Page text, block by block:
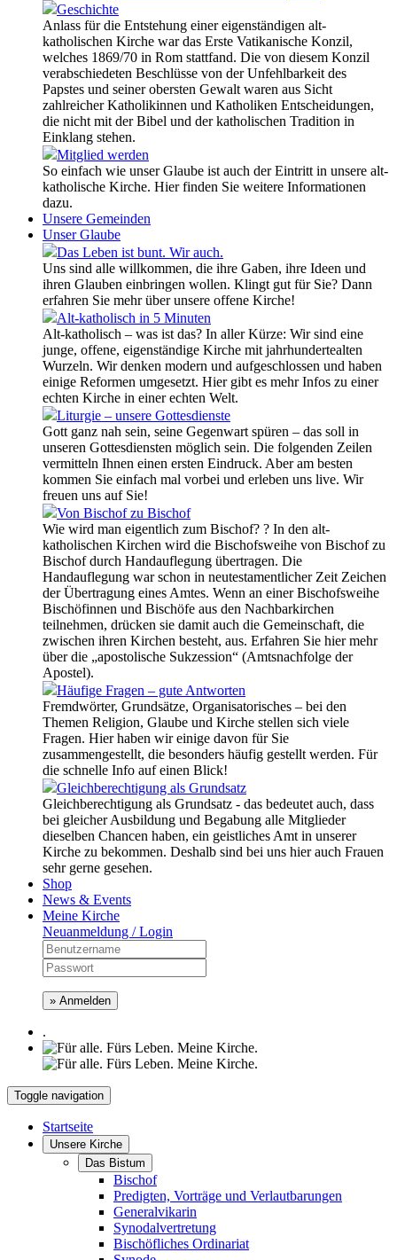
Geschichte
Anlass für die Entstehung einer eigenständigen alt-
katholischen Kirche war das Erste Vatikanische Konzil,
welches 1869/70 in Rom stattfand. Die von diesem Konzil
verabschiedeten Beschlüsse von der Unfehlbarkeit des
Papstes und seiner obersten Gewalt waren aus Sicht
zahlreicher Katholikinnen und Katholiken Entscheidungen,
die nicht mit der Bibel und der katholischen Tradition in
Einklang stehen.
Mitglied werden
So einfach wie unser Glaube ist auch der Eintritt in unsere alt-
katholische Kirche. Hier finden Sie weitere Informationen
dazu.
Unsere Gemeinden
Unser Glaube
Das Leben ist bunt. Wir auch.
Uns sind alle willkommen, die ihre Gaben, ihre Ideen und
ihren Glauben einbringen wollen. Klingt gut für Sie? Dann
erfahren Sie mehr über unsere offene Kirche!
Alt-katholisch in 5 Minuten
Alt-katholisch – was ist das? In aller Kürze: Wir sind eine
junge, offene, eigenständige Kirche mit jahrhundertealten
Wurzeln. Wir denken modern und aufgeschlossen und haben
einige Reformen umgesetzt. Hier gibt es mehr Infos zu einer
echten Kirche in einer echten Welt.
Liturgie – unsere Gottesdienste
Gott ganz nah sein, seine Gegenwart spüren – das soll in
unseren Gottesdiensten möglich sein. Die folgenden Zeilen
vermitteln Ihnen einen ersten Eindruck. Aber am besten
kommen Sie einfach mal vorbei und erleben uns live. Wir
freuen uns auf Sie!
Von Bischof zu Bischof
Wie wird man eigentlich zum Bischof? ? In den alt-
katholischen Kirchen wird die Bischofsweihe von Bischof zu
Bischof durch Handauflegung übertragen. Die
Handauflegung war schon in neutestamentlicher Zeit Zeichen
der Übertragung eines Amtes. Wenn an einer Bischofsweihe
Bischöfinnen und Bischöfe aus den Nachbarkirchen
teilnehmen, drücken sie damit auch die Gemeinschaft, die
zwischen ihren Kirchen besteht, aus. Erfahren Sie hier mehr
über die „apostolische Sukzession“ (Amtsnachfolge der
Apostel).
Häufige Fragen – gute Antworten
Fremdwörter, Grundsätze, Organisatorisches – bei den
Themen Religion, Glaube und Kirche stellen sich viele
Fragen. Hier haben wir einige davon für Sie
zusammengestellt, die besonders häufig gestellt werden. Für
die schnelle Info auf einen Blick!
Gleichberechtigung als Grundsatz
Gleichberechtigung als Grundsatz - das bedeutet auch, dass
bei gleicher Ausbildung und Begabung alle Mitglieder
dieselben Chancen haben, ein geistliches Amt in unserer
Kirche zu bekommen. Deshalb sind bei uns hier auch Frauen
sehr gerne gesehen.
Shop
News & Events
Meine Kirche
Neuanmeldung / Login
» Anmelden
.
Toggle navigation
Startseite
Unsere Kirche
Das Bistum
Bischof
Predigten, Vorträge und Verlautbarungen
Generalvikarin
Synodalvertretung
Bischöfliches Ordinariat